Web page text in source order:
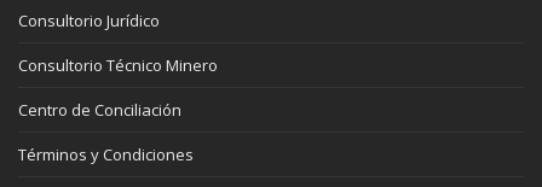
Consultorio Jurídico
Consultorio Técnico Minero
Centro de Conciliación
Términos y Condiciones